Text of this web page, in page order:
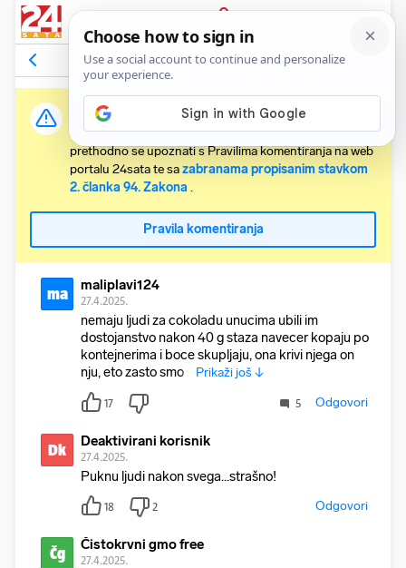
PRIJAVA
Komentari66 Relevantni
Važna obavijest:
Svaki korisnik koji želi komentirati članke obvezan je
prethodno se upoznati s Pravilima komentiranja na web
portalu 24sata te sazabranama propisanim stavkom
2. članka 94. Zakona .
Pravila komentiranja
ma maliplavi124
27.4.2025.
nemaju ljudi za cokoladu unucima ubili im
dostojanstvo nakon 40 g staza navecer kopaju po
kontejnerima i boce skupljaju, ona krivi njega on
nju, eto zasto smo s Prikaži još ↓
17 5 Odgovori
Dk Deaktivirani korisnik
27.4.2025.
Puknu ljudi nakon svega...strašno!
18 2 Odgovori
Čg Čistokrvni gmo free
27.4.2025.